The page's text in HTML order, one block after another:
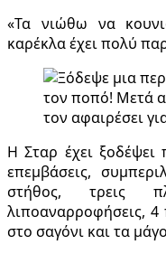
«Τα νιώθω να
καρέκλα έχει πολύ
Η Σταρ έχει
επεμβάσεις,
στήθος, τρεις
λιποαναρροφήσεις,
στο σαγόνι και τα